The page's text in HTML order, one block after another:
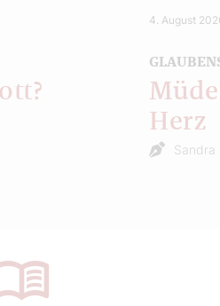
4. August
Herz
Sandra